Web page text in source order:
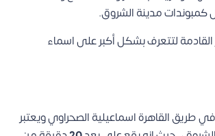
كمبوندات مدينة الشروق.
القادمة لتتعرف بشكل أكبر على اسماء
طريق القاهرة اسماعيلية الصحراوي ويعتبر